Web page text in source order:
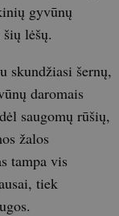
gyvūnų
lėšų.
skundžiasi šernų,
daromais
saugomų rūšių,
žalos
tampa vis
tiek